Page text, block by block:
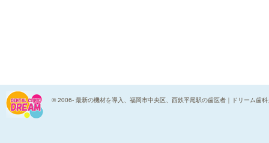
© 2006- 最新の機材を導入、福岡市中央区、西鉄平尾駅の歯医者｜ドリーム歯